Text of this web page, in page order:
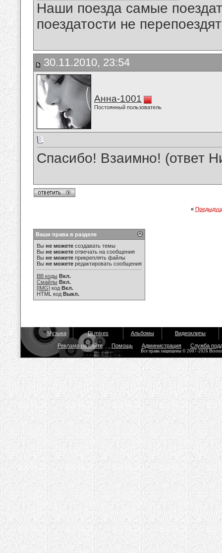
Наши поезда самые
поездатости не
30.11.2010, 23:54
Анна-1001
Постоянный пользователь
Спасибо! Взаимно! (ответ
«
Ваши права в разделе
Вы не можете создавать темы
Вы не можете отвечать на сообщения
Вы не можете прикреплять файлы
Вы не можете редактировать сообщения
BB коды Вкл.
Смайлы Вкл.
[IMG] код Вкл.
HTML код Выкл.
Музыка Dj mixes Альбомы Видеоклипы
Реклама на сайте Помощь Администрация Служба
Все права защищены © 2007-2026